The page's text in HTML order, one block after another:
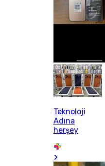
Teknoloji
Adına
herşey